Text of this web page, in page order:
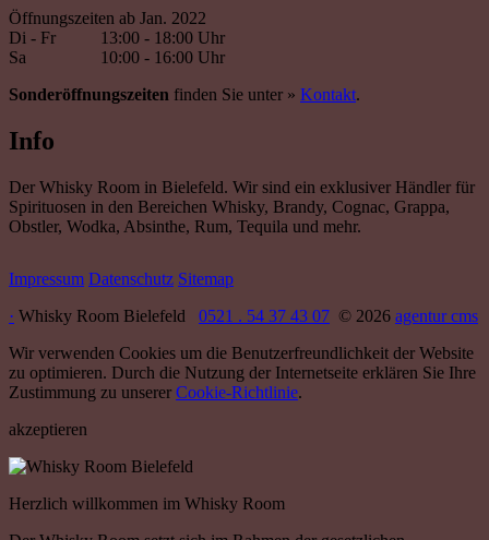
Öffnungszeiten ab Jan. 2022
Di - Fr
13:00 - 18:00 Uhr
Sa
10:00 - 16:00 Uhr
Sonderöffnungszeiten finden Sie unter » Kontakt.
Info
Der Whisky Room in Bielefeld. Wir sind ein exklusiver Händler für
Spirituosen in den Bereichen Whisky, Brandy, Cognac, Grappa,
Obstler, Wodka, Absinthe, Rum, Tequila und mehr.
Impressum Datenschutz Sitemap
· Whisky Room Bielefeld 0521 . 54 37 43 07 © 2026 agentur cms
Wir verwenden Cookies um die Benutzerfreundlichkeit der Website
zu optimieren. Durch die Nutzung der Internetseite erklären Sie Ihre
Zustimmung zu unserer Cookie-Richtlinie.
akzeptieren
Herzlich willkommen im Whisky Room